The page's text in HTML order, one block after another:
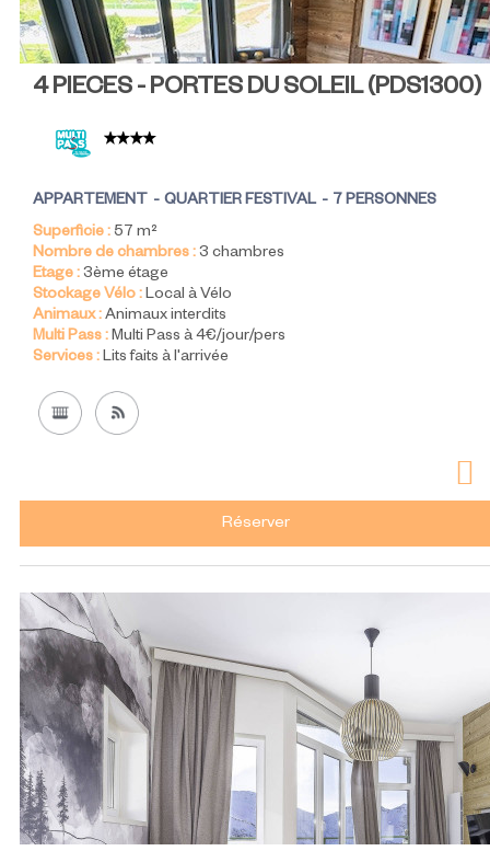
4 PIECES - PORTES DU SOLEIL(PDS1300)
APPARTEMENT QUARTIER FESTIVAL
7 PERSONNES
Superficie :57 m²
Nombre de chambres :3 chambres
Etage :3ème étage
Stockage Vélo :Local à Vélo
Animaux :Animaux interdits
Multi Pass :Multi Pass à 4€/jour/pers
Services :Lits faits à l'arrivée
Réserver